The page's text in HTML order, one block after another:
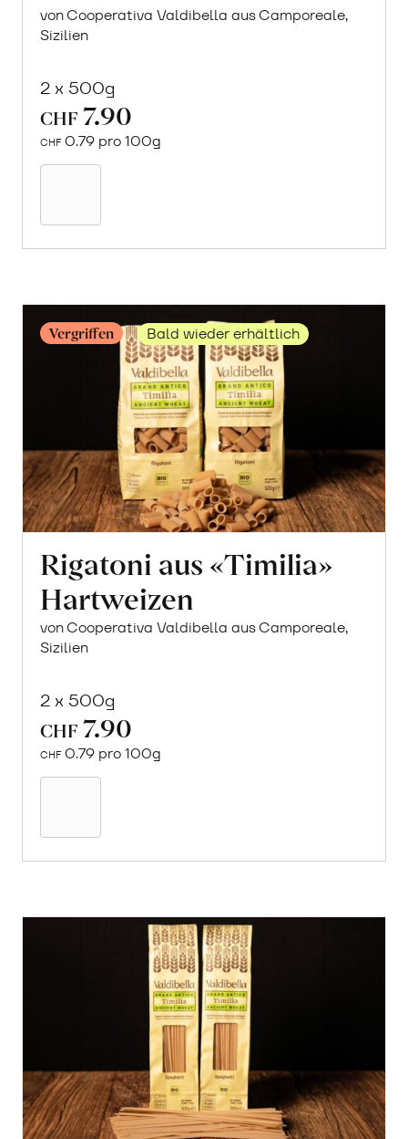
von Cooperativa Valdibella aus Camporeale,
Sizilien
2 x 500g
CHF 7.90
CHF 0.79 pro 100g
Hartweizen
Vergriffen Bald wieder erhältlich
Rigatoni aus «Timilia»
Hartweizen
von Cooperativa Valdibella aus Camporeale,
Sizilien
2 x 500g
CHF 7.90
CHF 0.79 pro 100g
Hartweizen